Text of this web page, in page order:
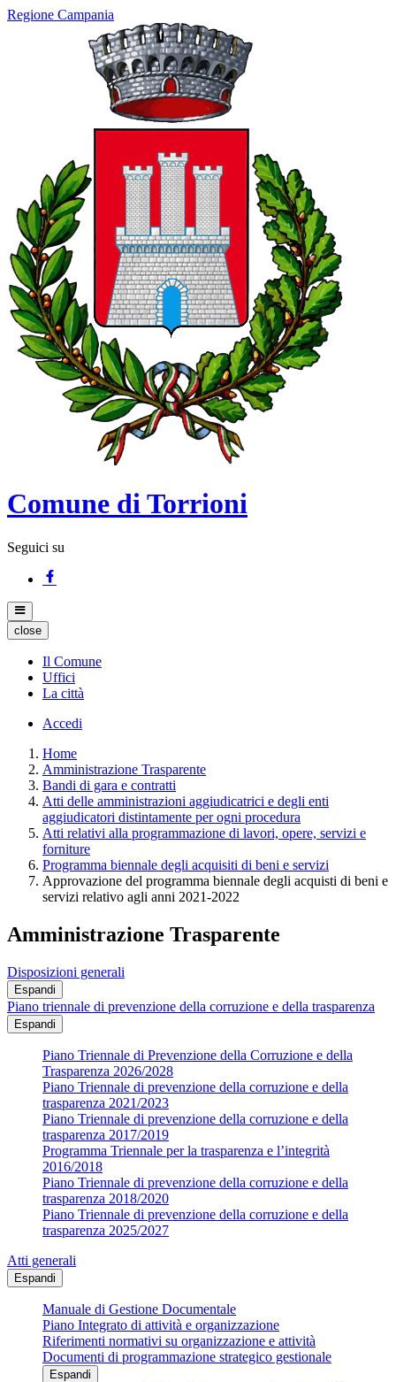
Regione Campania
Comune di Torrioni
Seguici su
close
Il Comune
Uffici
La città
Accedi
Home
Amministrazione Trasparente
Bandi di gara e contratti
Atti delle amministrazioni aggiudicatrici e degli enti
aggiudicatori distintamente per ogni procedura
Atti relativi alla programmazione di lavori, opere, servizi e
forniture
Programma biennale degli acquisiti di beni e servizi
Approvazione del programma biennale degli acquisti di beni e
servizi relativo agli anni 2021-2022
Amministrazione Trasparente
Disposizioni generali
Espandi
Piano triennale di prevenzione della corruzione e della trasparenza
Espandi
Piano Triennale di Prevenzione della Corruzione e della
Trasparenza 2026/2028
Piano Triennale di prevenzione della corruzione e della
trasparenza 2021/2023
Piano Triennale di prevenzione della corruzione e della
trasparenza 2017/2019
Programma Triennale per la trasparenza e l’integrità
2016/2018
Piano Triennale di prevenzione della corruzione e della
trasparenza 2018/2020
Piano Triennale di prevenzione della corruzione e della
trasparenza 2025/2027
Atti generali
Espandi
Manuale di Gestione Documentale
Piano Integrato di attività e organizzazione
Riferimenti normativi su organizzazione e attività
Documenti di programmazione strategico gestionale
Espandi